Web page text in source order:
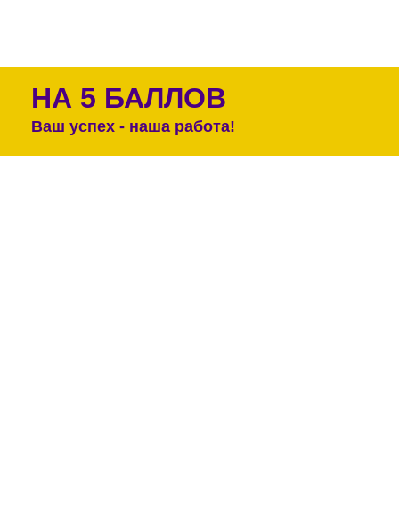
НА 5 БАЛЛОВ
Ваш успех - наша работа!